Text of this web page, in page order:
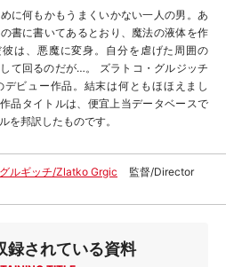
に何もかもうまくいかない一人の男。あ
書に書いてあるとおり、魔法の液体を作
彼は、悪魔に変身。自分を虐げた周囲の
て回るのだが…。 ズラトコ・グルジッチ
デビュー作品。結末は何ともほほえまし
品タイトルは、便宜上当データベースで
を邦訳したものです。
ルギッチ/Zlatko Grgic 監督/Director
録されている資料